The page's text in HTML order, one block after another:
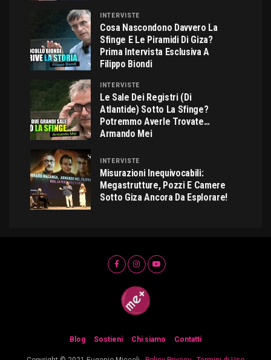
INTERVISTE
Cosa Nascondono Davvero La
Sfinge E Le Piramidi Di Giza?
Prima Intervista Esclusiva A
Filippo Biondi
INTERVISTE
Le Sale Dei Registri (di
Atlantide) Sotto La Sfinge?
Potremmo Averle Trovate…
Armando Mei
INTERVISTE
Misurazioni Inequivocabili:
Megastrutture, Pozzi E Camere
Sotto Giza Ancora Da Esplorare!
Blog Sostieni Chi siamo Contatti